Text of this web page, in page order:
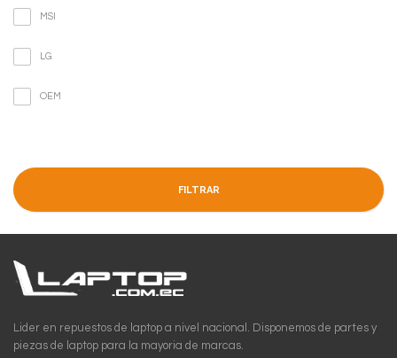
MSI
LG
OEM
FILTRAR
Lider en repuestos de laptop a nivel nacional. Disponemos de partes y
piezas de laptop para la mayoria de marcas.